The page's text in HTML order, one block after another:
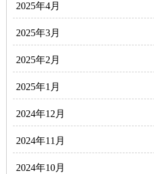
2025年4月
2025年3月
2025年2月
2025年1月
2024年12月
2024年11月
2024年10月